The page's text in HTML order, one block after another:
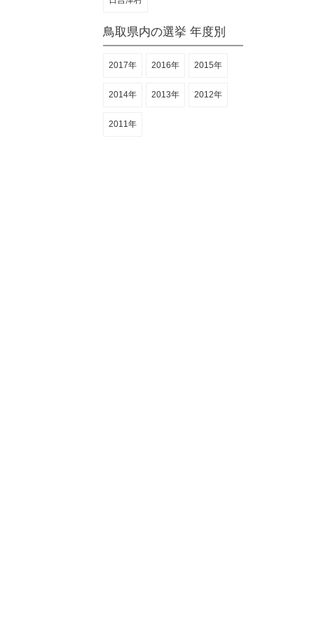
鳥取県内の選挙 年度別
2017年 2016年 2015年
2014年 2013年 2012年
2011年